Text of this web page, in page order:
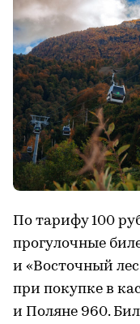
По тарифу 100
прогулочные
и «Восточный
при покупке в
и Поляне 960.